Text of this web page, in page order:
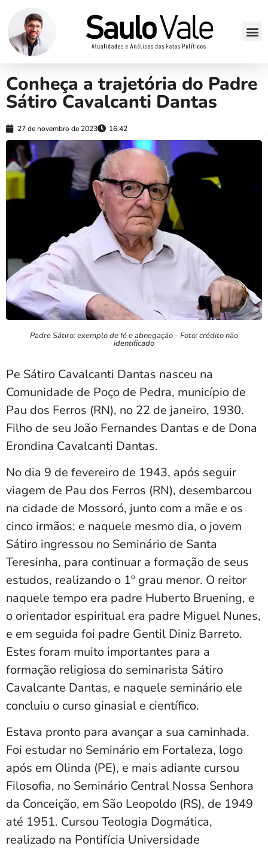
Conheça a trajetória do Padre
Sátiro Cavalcanti Dantas
27 de novembro de 2023 16:42
Padre Sátiro: exemplo de fé e abnegação - Foto: crédito não
identificado
Pe Sátiro Cavalcanti Dantas nasceu na
Comunidade de Poço de Pedra, município de
Pau dos Ferros (RN), no 22 de janeiro, 1930.
Filho de seu João Fernandes Dantas e de Dona
Erondina Cavalcanti Dantas.
No dia 9 de fevereiro de 1943, após seguir
viagem de Pau dos Ferros (RN), desembarcou
na cidade de Mossoró, junto com a mãe e os
cinco irmãos; e naquele mesmo dia, o jovem
Sátiro ingressou no Seminário de Santa
Teresinha, para continuar a formação de seus
estudos, realizando o 1º grau menor. O reitor
naquele tempo era padre Huberto Bruening, e
o orientador espiritual era padre Miguel Nunes,
e em seguida foi padre Gentil Diniz Barreto.
Estes foram muito importantes para a
formação religiosa do seminarista Sátiro
Cavalcante Dantas, e naquele seminário ele
concluiu o curso ginasial e científico.
Estava pronto para avançar a sua caminhada.
Foi estudar no Seminário em Fortaleza, logo
após em Olinda (PE), e mais adiante cursou
Filosofia, no Seminário Central Nossa Senhora
da Conceição, em São Leopoldo (RS), de 1949
até 1951. Cursou Teologia Dogmática,
realizado na Pontifícia Universidade